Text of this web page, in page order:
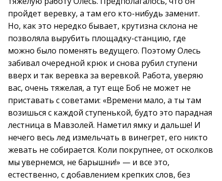
пройдет веревку, а там его кто-нибудь заменит.
Но, как это нередко бывает, крутизна склона не
позволяла вырубить площадку-станцию, где
можно было поменять ведущего. Поэтому Олесь
забивал очередной крюк и снова рубил ступени
вверх и так веревка за веревкой. Работа, уверяю
вас, очень тяжелая, а тут еще Боб не может не
приставать с советами: «Времени мало, а ты там
возишься с каждой ступенькой, будто это парадная
лестница в Мавзолей. Наметил ямку и дальше! И
нечего весь лед измельчать в винегрет, его никто
жевать не собирается. Коли покрупнее, от осколков
мы увернемся, не барышни!» — и все это,
естественно, с добавлением крепких слов, без